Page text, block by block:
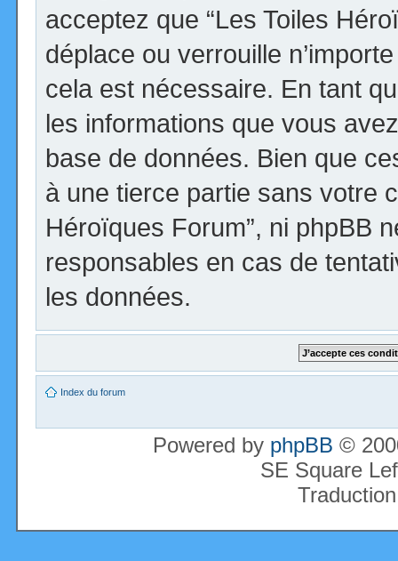
acceptez que “Les Toiles
déplace ou verrouille
cela est nécessaire. En tant
les informations que vous
base de données. Bien que
à une tierce partie sans votre
Héroïques Forum”, ni phpBB
responsables en cas de
les données.
Index du forum
Powered by phpBB ©
SE Square